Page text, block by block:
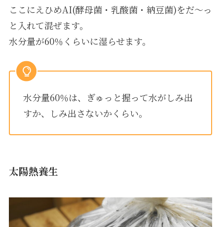
ここにえひめAI(酵母菌・乳酸菌・納豆菌)をだ～っ
と入れて混ぜます。
水分量が60％くらいに湿らせます。
水分量60％は、ぎゅっと握って水がしみ出
すか、しみ出さないかくらい。
太陽熱養生